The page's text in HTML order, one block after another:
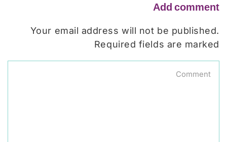
Add comment
Your email address will not be published.
Required fields are marked